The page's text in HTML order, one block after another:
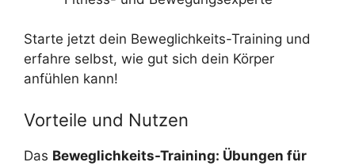
Starte jetzt dein Beweglichkeits-Training und
erfahre selbst, wie gut sich dein Körper
anfühlen kann!
Vorteile und Nutzen
Das Beweglichkeits-Training: Übungen für